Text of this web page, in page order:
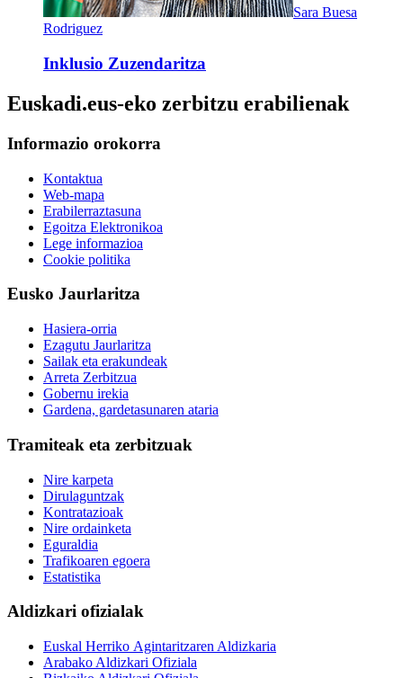
Sara Buesa
Rodriguez
Inklusio Zuzendaritza
Euskadi.eus-eko zerbitzu erabilienak
Informazio orokorra
Kontaktua
Web-mapa
Erabilerraztasuna
Egoitza Elektronikoa
Lege informazioa
Cookie politika
Eusko Jaurlaritza
Hasiera-orria
Ezagutu Jaurlaritza
Sailak eta erakundeak
Arreta Zerbitzua
Gobernu irekia
Gardena, gardetasunaren ataria
Tramiteak eta zerbitzuak
Nire karpeta
Dirulaguntzak
Kontratazioak
Nire ordainketa
Eguraldia
Trafikoaren egoera
Estatistika
Aldizkari ofizialak
Euskal Herriko Agintaritzaren Aldizkaria
Arabako Aldizkari Ofiziala